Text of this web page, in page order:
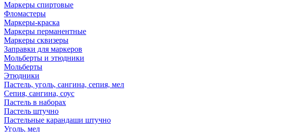
Маркеры спиртовые
Фломастеры
Маркеры-краска
Маркеры перманентные
Маркеры сквизеры
Заправки для маркеров
Мольберты и этюдники
Мольберты
Этюдники
Пастель, уголь, сангина, сепия, мел
Сепия, сангина, соус
Пастель в наборах
Пастель штучно
Пастельные карандаши штучно
Уголь, мел